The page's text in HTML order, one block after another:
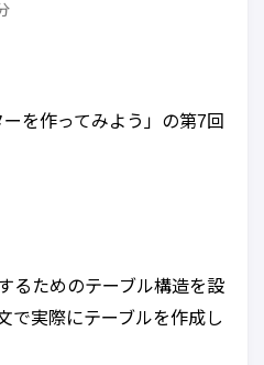
を作ってみよう」の第7回
るためのテーブル構造を設
で実際にテーブルを作成し